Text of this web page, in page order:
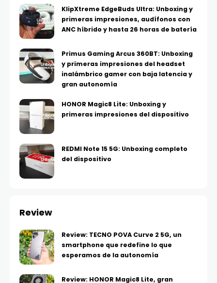
KlipXtreme EdgeBuds Ultra: Unboxing y
primeras impresiones, audífonos con
ANC híbrido y hasta 26 horas de batería
Primus Gaming Arcus 360BT: Unboxing
y primeras impresiones del headset
inalámbrico gamer con baja latencia y
gran autonomía
HONOR Magic8 Lite: Unboxing y
primeras impresiones del dispositivo
REDMI Note 15 5G: Unboxing completo
del dispositivo
Review
Review: TECNO POVA Curve 2 5G, un
smartphone que redefine lo que
esperamos de la autonomía
Review: HONOR Magic8 Lite, gran